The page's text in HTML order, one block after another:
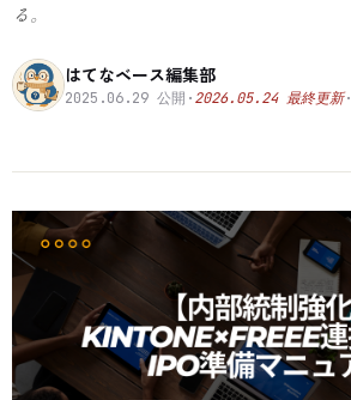
る。
はてなベース編集部
2025.06.29 公開 ·2026.05.24最終更新·